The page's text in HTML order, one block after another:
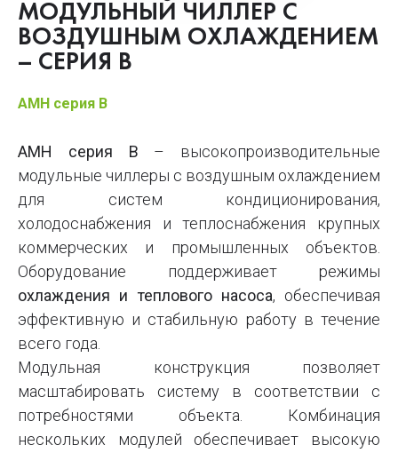
МОДУЛЬНЫЙ ЧИЛЛЕР С
ВОЗДУШНЫМ ОХЛАЖДЕНИЕМ
– СЕРИЯ B
AMH серия B
AMH серия B – высокопроизводительные
модульные чиллеры с воздушным охлаждением
для систем кондиционирования,
холодоснабжения и теплоснабжения крупных
коммерческих и промышленных объектов.
Оборудование поддерживает режимы
охлаждения и теплового насоса, обеспечивая
эффективную и стабильную работу в течение
всего года.
Модульная конструкция позволяет
масштабировать систему в соответствии с
потребностями объекта. Комбинация
нескольких модулей обеспечивает высокую